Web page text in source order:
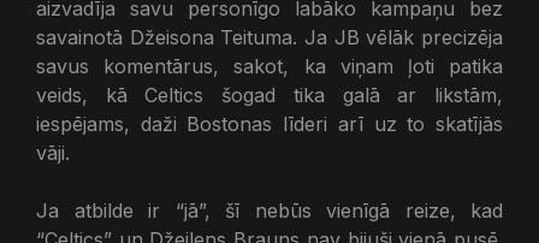
aizvadīja savu personīgo labāko kampaņu bez
savainotā Džeisona Teituma. Ja JB vēlāk precizēja
savus komentārus, sakot, ka viņam ļoti patika
veids, kā Celtics šogad tika galā ar likstām,
iespējams, daži Bostonas līderi arī uz to skatījās
vāji.
Ja atbilde ir “jā”, šī nebūs vienīgā reize, kad